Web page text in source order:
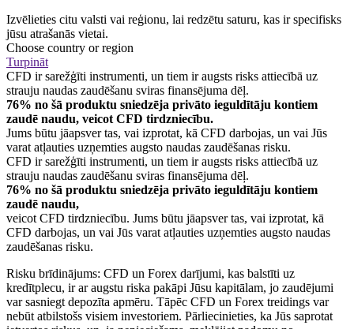
Izvēlieties citu valsti vai reģionu, lai redzētu saturu, kas ir specifisks
jūsu atrašanās vietai.
Choose country or region
Turpināt
CFD ir sarežģīti instrumenti, un tiem ir augsts risks attiecībā uz
strauju naudas zaudēšanu sviras finansējuma dēļ.
76% no šā produktu sniedzēja privāto ieguldītāju kontiem
zaudē naudu, veicot CFD tirdzniecību.
Jums būtu jāapsver tas, vai izprotat, kā CFD darbojas, un vai Jūs
varat atļauties uzņemties augsto naudas zaudēšanas risku.
CFD ir sarežģīti instrumenti, un tiem ir augsts risks attiecībā uz
strauju naudas zaudēšanu sviras finansējuma dēļ.
76% no šā produktu sniedzēja privāto ieguldītāju kontiem
zaudē naudu,
veicot CFD tirdzniecību. Jums būtu jāapsver tas, vai izprotat, kā
CFD darbojas, un vai Jūs varat atļauties uzņemties augsto naudas
zaudēšanas risku.
Risku brīdinājums: CFD un Forex darījumi, kas balstīti uz
kredītplecu, ir ar augstu riska pakāpi Jūsu kapitālam, jo zaudējumi
var sasniegt depozīta apmēru. Tāpēc CFD un Forex treidings var
nebūt atbilstošs visiem investoriem. Pārliecinieties, ka Jūs saprotat